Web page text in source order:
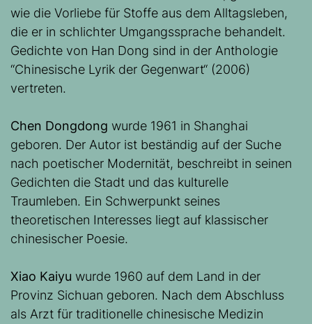
wie die Vorliebe für Stoffe aus dem Alltagsleben,
die er in schlichter Umgangssprache behandelt.
Gedichte von Han Dong sind in der Anthologie
“Chinesische Lyrik der Gegenwart“ (2006)
vertreten.
Chen Dongdong wurde 1961 in Shanghai
geboren. Der Autor ist beständig auf der Suche
nach poetischer Modernität, beschreibt in seinen
Gedichten die Stadt und das kulturelle
Traumleben. Ein Schwerpunkt seines
theoretischen Interesses liegt auf klassischer
chinesischer Poesie.
Xiao Kaiyu wurde 1960 auf dem Land in der
Provinz Sichuan geboren. Nach dem Abschluss
als Arzt für traditionelle chinesische Medizin